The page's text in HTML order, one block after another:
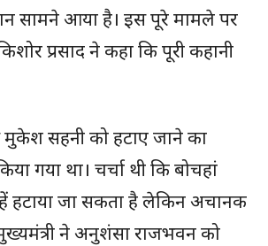
सामने आया है। इस पूरे मामले पर
प्रसाद ने कहा कि पूरी कहानी
सहनी को हटाए जाने का
गया था। चर्चा थी कि बोचहां
हटाया जा सकता है लेकिन अचानक
ने अनुशंसा राजभवन को